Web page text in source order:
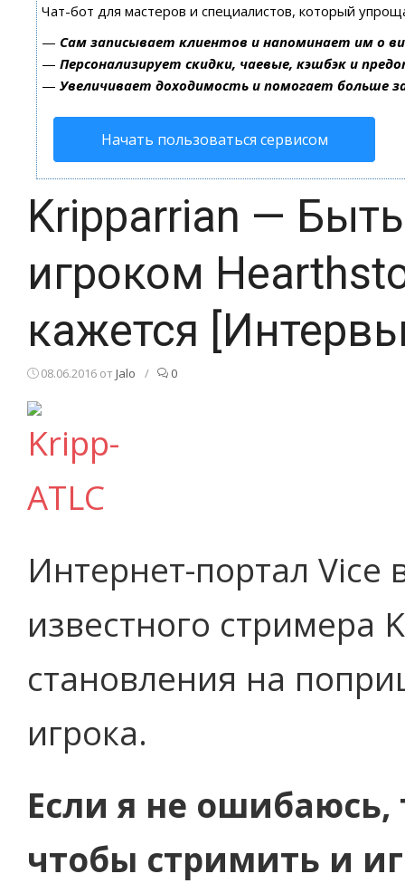
Чат-бот для мастеров и специалистов, который
— Сам записывает клиентов и напоминает им о
— Персонализирует скидки, чаевые, кэшбэк и
— Увеличивает доходимость и помогает больше
Начать пользоваться сервисом
Kripparrian —
игроком
кажется
08.06.2016 от Jalo / 0
Интернет-портал Vice
известного стримера
становления на
игрока.
Если я не
чтобы стримить и